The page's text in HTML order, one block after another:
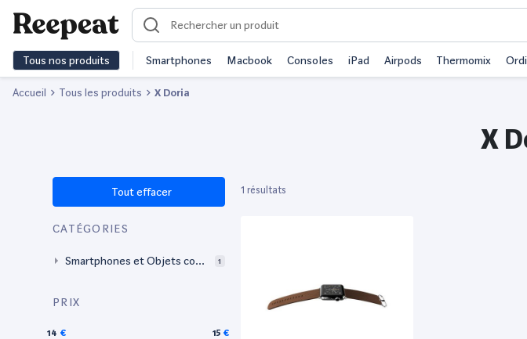
Tous nos produits Smartphones Macbook Consoles iPad Airpods Thermomix
Accueil Tous les produits X Doria
X
Tout effacer
CATÉGORIES
Smartphones et Objets conn
1
PRIX
14 15
1 résultats